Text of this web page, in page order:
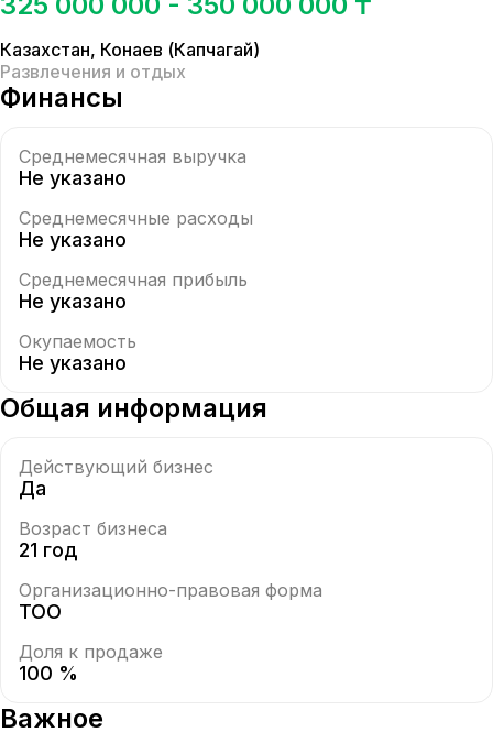
Казахстан, Конаев (Капчагай)
Развлечения и отдых
Финансы
Среднемесячная выручка
Не указано
Среднемесячные расходы
Не указано
Среднемесячная прибыль
Не указано
Окупаемость
Не указано
Общая информация
Действующий бизнес
Да
Возраст бизнеса
21 год
Организационно-правовая форма
ТОО
Доля к продаже
100 %
Важное